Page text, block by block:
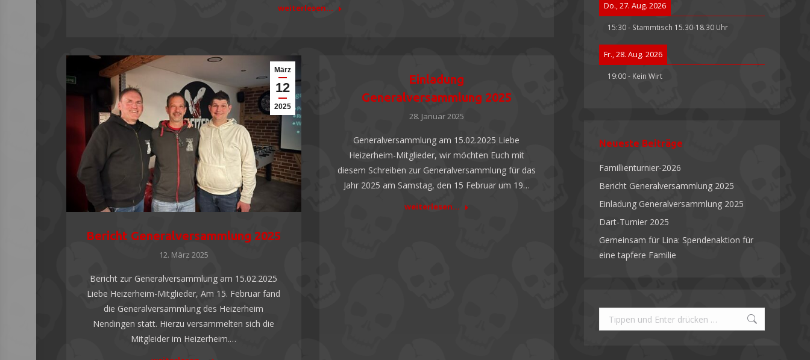
weiterlesen...
März
12
2025
Bericht Generalversammlung 2025
12. März 2025
Bericht zur Generalversammlung am 15.02.2025
Liebe Heizerheim-Mitglieder, Am 15. Februar fand
die Generalversammlung des Heizerheim
Nendingen statt. Hierzu versammelten sich die
Mitgleider im Heizerheim.…
Einladung
Generalversammlung 2025
28. Januar 2025
Generalversammlung am 15.02.2025 Liebe
Heizerheim-Mitglieder, wir möchten Euch mit
diesem Schreiben zur Generalversammlung für das
Jahr 2025 am Samstag, den 15 Februar um 19…
weiterlesen...
Do., 27. Aug. 2026
15:30- Stammtisch 15.30-18.30 Uhr
Fr., 28. Aug. 2026
19:00- Kein Wirt
Neueste Beiträge
Famillienturnier-2026
Bericht Generalversammlung 2025
Einladung Generalversammlung 2025
Dart-Turnier 2025
Gemeinsam für Lina: Spendenaktion für
eine tapfere Familie
Search: